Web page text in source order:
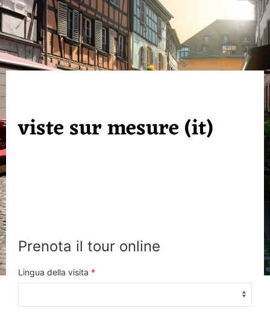
viste sur mesure (it)
Prenota il tour online
Lingua della visita *